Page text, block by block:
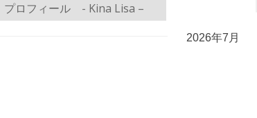
プロフィール - Kina Lisa –
2026年7月